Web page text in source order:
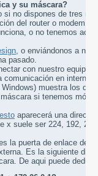
y su máscara?
si no dispones de tres
del router o modem y
o no tenemos
, o enviándonos a
pasado.
con nuestro equipo
en internet.
muestra los
si tenemos
aparecerá una
x suele ser 224, 192,
la puerta de enlace
Es la siguiente
De aqui puede